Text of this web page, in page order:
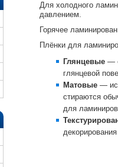
Для холодного
давлением.
Горячее
Плёнки для
Глянцевые —
глянцевой
Матовые —
стираются
для